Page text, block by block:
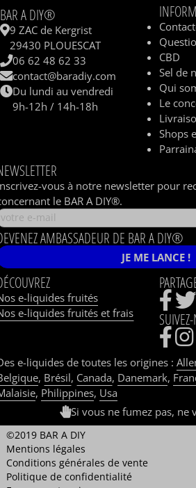
BAR A DIY®
9 ZAC de Kergrist
29430 PLOUESCAT
06 62 48 62 33
contact@baradiy.com
Du lundi au vendredi
9h-12h / 14h-18h
CBD
Sel de
Qui
Le
Shops
vous à notre newsletter pour
le BAR A DIY®.
AMBASSADEUR DE BAR A DIY®
JE ME LANCE !
e-liquides fruités
e-liquides fruités et frais
e-liquides de toutes les origines :
, Brésil, Canada, Danemark,
, Philippines, Usa
Si vous ne fumez pas, ne
©2019 BAR A DIY
Mentions légales
Conditions générales de vente
Politique de confidentialité